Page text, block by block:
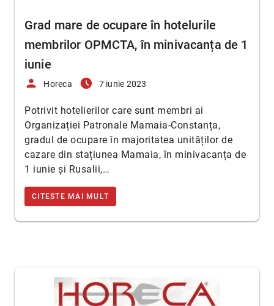
Grad mare de ocupare în hotelurile
membrilor OPMCTA, în minivacanța de 1
iunie
person Horeca access_time_filled 7 iunie 2023
Potrivit hotelierilor care sunt membri ai
Organizației Patronale Mamaia-Constanța,
gradul de ocupare în majoritatea unităților de
cazare din stațiunea Mamaia, în minivacanța de
1 iunie și Rusalii,…
CITESTE MAI MULT